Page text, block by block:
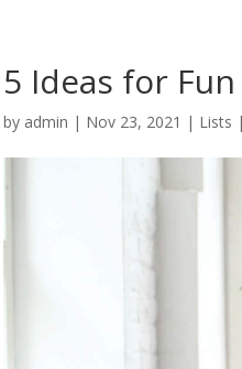
5 Ideas for
by admin | Nov 23, 2021 | Lists |